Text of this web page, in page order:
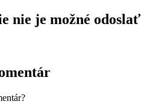
nie je možné odoslať